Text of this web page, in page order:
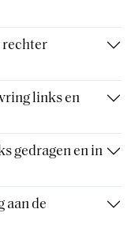
rechter
links en
gedragen en in
aan de